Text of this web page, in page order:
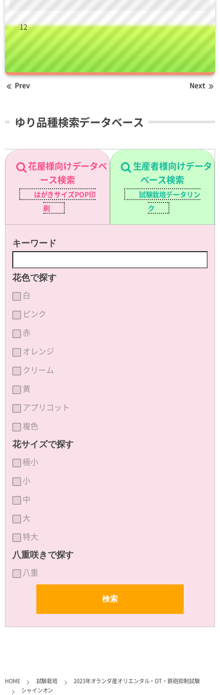
12
Prev Next
ゆり品種検索データベース
花屋様向けデータベ
ース検索
はがきサイズPOP印
刷
生産者様向けデータ
ベース検索
試験栽培データリン
ク
キーワード
花色で探す
白
ピンク
赤
オレンジ
クリーム
黄
アプリコット
複色
花サイズで探す
極小
小
中
大
特大
八重咲きで探す
八重
HOME 試験栽培
2023年オランダ産オリエンタル・OT・鉄砲抑制試験
シャインオン